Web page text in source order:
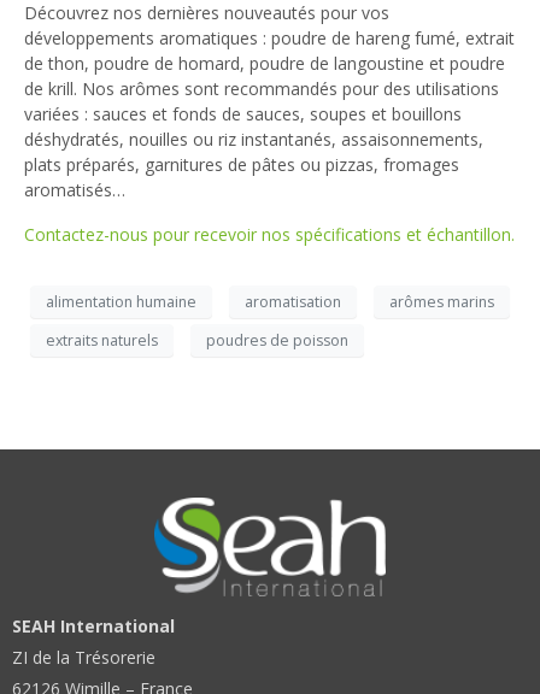
Découvrez nos dernières nouveautés pour vos
développements aromatiques : poudre de hareng fumé, extrait
de thon, poudre de homard, poudre de langoustine et poudre
de krill. Nos arômes sont recommandés pour des utilisations
variées : sauces et fonds de sauces, soupes et bouillons
déshydratés, nouilles ou riz instantanés, assaisonnements,
plats préparés, garnitures de pâtes ou pizzas, fromages
aromatisés…
Contactez-nous pour recevoir nos spécifications et échantillon.
alimentation humaine aromatisation
arômes marins
extraits naturels
poudres de poisson
SEAH International
ZI de la Trésorerie
62126 Wimille – France